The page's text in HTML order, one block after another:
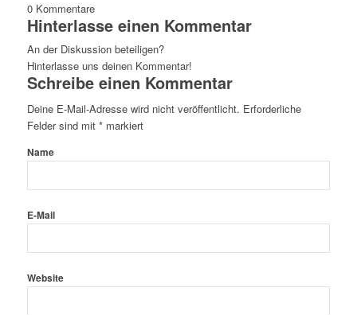
0 Kommentare
Hinterlasse einen Kommentar
An der Diskussion beteiligen?
Hinterlasse uns deinen Kommentar!
Schreibe einen Kommentar
Deine E-Mail-Adresse wird nicht veröffentlicht. Erforderliche
Felder sind mit *markiert
Name
E-Mail
Website